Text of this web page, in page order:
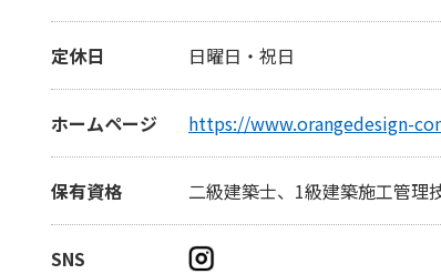
定休日 日曜日・祝日
ホームページ https://www.orangedesign-
保有資格 二級建築士、1級建築施工管理
SNS